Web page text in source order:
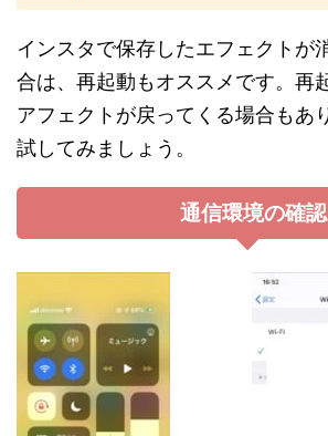
インスタで保存したエフェクトが
合は、再起動もオススメです。再
アフェクトが戻ってくる場合もあ
試してみましょう。
通信環境の確認